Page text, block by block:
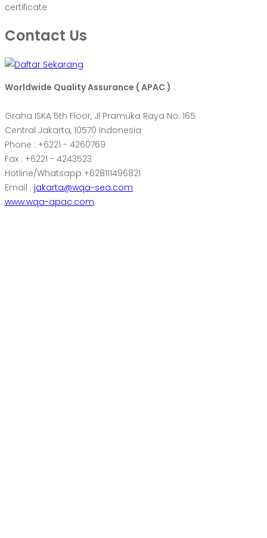
certificate
Contact Us
Worldwide Quality Assurance ( APAC ) :
Graha ISKA 5th Floor, Jl Pramuka Raya No. 165
Central Jakarta, 10570 Indonesia
Phone : +6221 - 4260769
Fax : +6221 - 4243523
Hotline/Whatsapp +628111496821
Email : jakarta@wqa-sea.com
www.wqa-apac.com